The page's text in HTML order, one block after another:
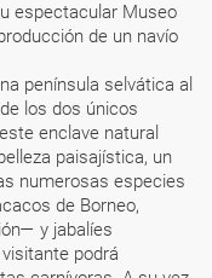
espectacular Museo
de un navío
península selvática al
los dos únicos
enclave natural
paisajística, un
numerosas especies
de Borneo,
y jabalíes
podrá